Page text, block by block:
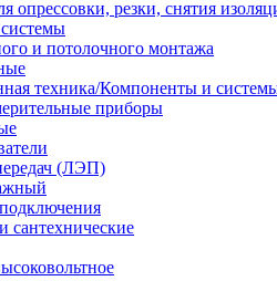
опрессовки, резки, снятия
и потолочного монтажа
техника/Компоненты и
приборы
(ЛЭП)